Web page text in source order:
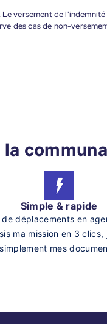
versement de
des cas de non-
la
Simple & rapide
de déplacements en
ma mission en 3 clics,
simplement mes